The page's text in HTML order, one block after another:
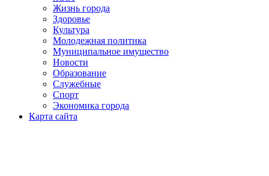
Жизнь города
Здоровье
Культура
Молодежная политика
Муниципальное имущество
Новости
Образование
Служебные
Спорт
Экономика города
Карта сайта